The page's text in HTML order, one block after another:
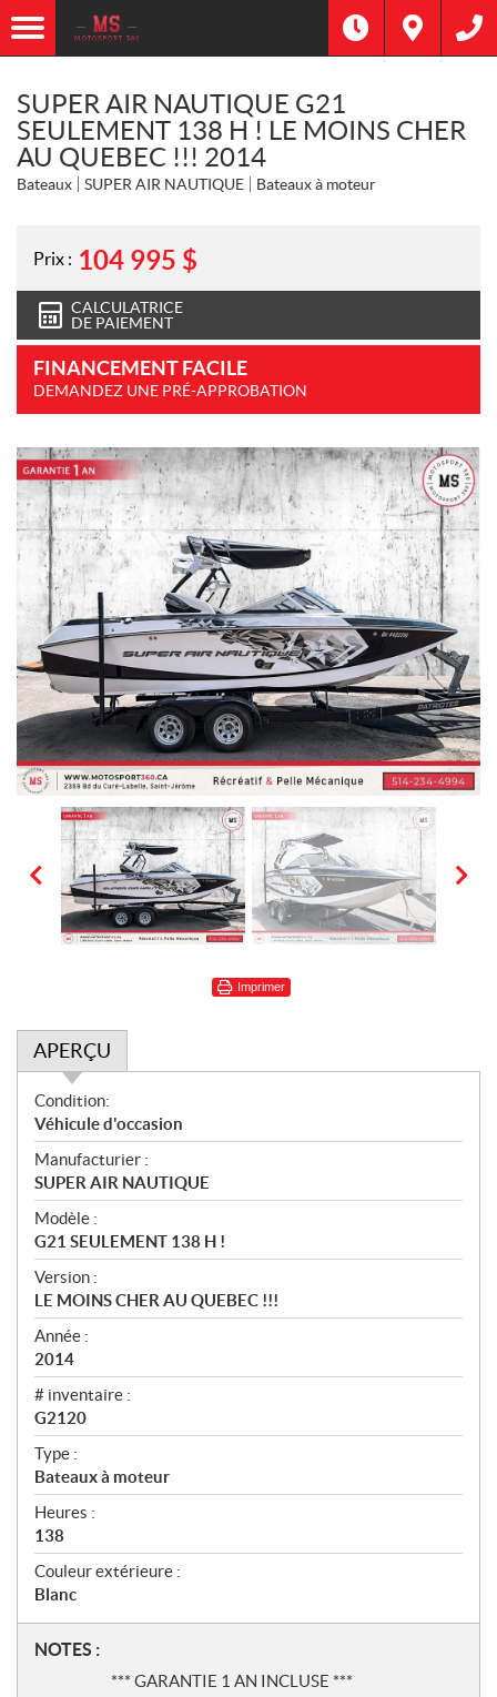
SUPER AIR NAUTIQUE G21
SEULEMENT 138 H ! LE MOINS CHER
AU QUEBEC !!! 2014
Bateaux SUPER AIR NAUTIQUE Bateaux à moteur
Prix : 104 995 $
CALCULATRICE
DE PAIEMENT
FINANCEMENT FACILE
DEMANDEZ UNE PRÉ-APPROBATION
Imprimer
APERÇU
A
p
e
r
ç
u
Condition:
Véhicule d'occasion
Manufacturier :
SUPER AIR NAUTIQUE
Modèle :
G21 SEULEMENT 138 H !
Version :
LE MOINS CHER AU QUEBEC !!!
Année :
2014
# inventaire :
G2120
Type :
Bateaux à moteur
Heures :
138
Couleur extérieure :
Blanc
N
NOTES :
*** GARANTIE 1 AN INCLUSE ***